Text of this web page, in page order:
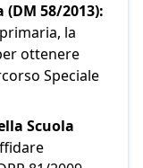
58/2013):
la
ottenere
Speciale
Scuola